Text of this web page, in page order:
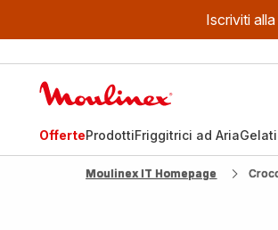
Iscriviti
OfferteProdottiFriggitrici ad Aria
Moulinex IT Homepage